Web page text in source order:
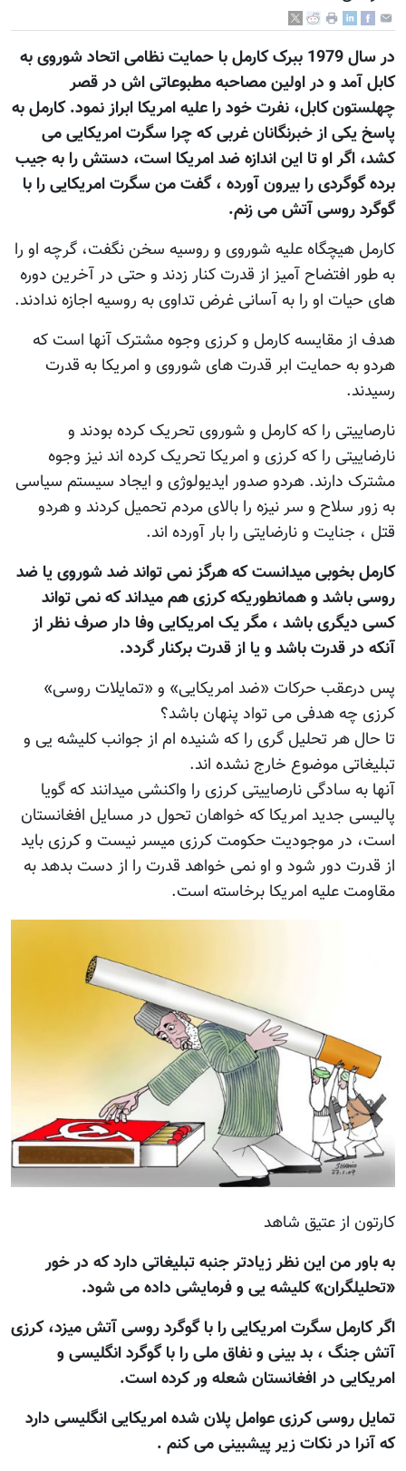
در سال 1979 ببرک کارمل با حمایت نظامی اتحاد شوروی به
کابل آمد و در اولین مصاحبه مطبوعاتی اش در قصر
چهلستون کابل، نفرت خود را علیه امریکا ابراز نمود. کارمل به
پاسخ یکی از خبرنگانان غربی که چرا سگرت امریکایی می
کشد، اگر او تا این اندازه ضد امریکا است، دستش را به جیب
برده گوگردی را بیرون آورده ، گفت من سگرت امریکایی را با
گوگرد روسی آتش می زنم.
کارمل هیچگاه علیه شوروی و روسیه سخن نگفت، گرچه او را
به طور افتضاح آمیز از قدرت کنار زدند و حتی در آخرین دوره
های حیات او را به آسانی غرض تداوی به روسیه اجازه ندادند.
هدف از مقایسه کارمل و کرزی وجوه مشترک آنها است که
هردو به حمایت ابر قدرت های شوروی و امریکا به قدرت
رسیدند.
نارصاییتی را که کارمل و شوروی تحریک کرده بودند و
نارضاییتی را که کرزی و امریکا تحریک کرده اند نیز وجوه
مشترک دارند. هردو صدور ایدیولوژی و ایجاد سیستم سیاسی
به زور سلاح و سر نیزه را بالای مردم تحمیل کردند و هردو
قتل ، جنایت و نارضایتی را بار آورده اند.
کارمل بخوبی میدانست که هرگز نمی تواند ضد شوروی یا ضد
روسی باشد و همانطوریکه کرزی هم میداند که نمی تواند
کسی دیگری باشد ، مگر یک امریکایی وفا دار صرف نظر از
آنکه در قدرت باشد و یا از قدرت برکنار گردد.
پس درعقب حرکات «ضد امریکایی» و «تمایلات روسی»
کرزی چه هدفی می تواد پنهان باشد؟
تا حال هر تحلیل گری را که شنیده ام از جوانب کلیشه یی و
تبلیغاتی موضوع خارج نشده اند.
آنها به سادگی نارصاییتی کرزی را واکنشی میدانند که گویا
پالیسی جدید امریکا که خواهان تحول در مسایل افغانستان
است، در موجودیت حکومت کرزی میسر نیست و کرزی باید
از قدرت دور شود و او نمی خواهد قدرت را از دست بدهد به
مقاومت علیه امریکا برخاسته است.
کارتون از عتيق شاهد
به باور من این نظر زیادتر جنبه تبلیغاتی دارد که در خور
«تحلیلگران» کلیشه یی و فرمایشی داده می شود.
اگر کارمل سگرت امریکایی را با گوگرد روسی آتش میزد، کرزی
آتش جنگ ، بد بینی و نفاق ملی را با گوگرد انگلیسی و
امریکایی در افغانستان شعله ور کرده است.
تمایل روسی کرزی عوامل پلان شده امریکایی انگلیسی دارد
که آنرا در نکات زیر پیشبینی می کنم .